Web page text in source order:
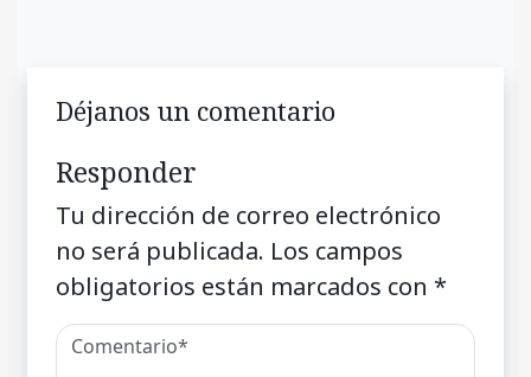
Déjanos un comentario
Responder
Tu dirección de correo electrónico
no será publicada. Los campos
obligatorios están marcados con *